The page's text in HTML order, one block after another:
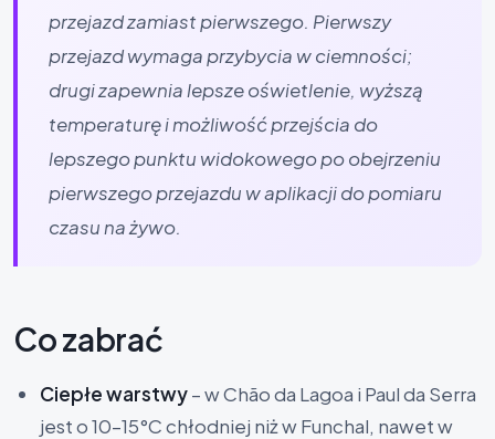
przejazd zamiast pierwszego. Pierwszy
przejazd wymaga przybycia w ciemności;
drugi zapewnia lepsze oświetlenie, wyższą
temperaturę i możliwość przejścia do
lepszego punktu widokowego po obejrzeniu
pierwszego przejazdu w aplikacji do pomiaru
czasu na żywo.
Co zabrać
Ciepłe warstwy– w Chão da Lagoa i Paul da Serra
jest o 10–15°C chłodniej niż w Funchal, nawet w